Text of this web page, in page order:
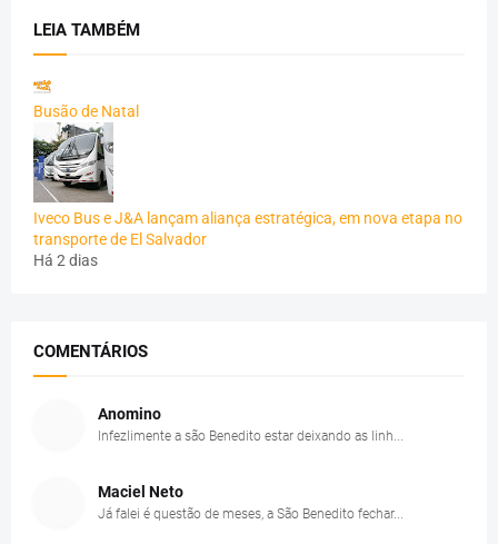
LEIA TAMBÉM
Busão de Natal
Iveco Bus e J&A lançam aliança estratégica, em nova etapa no
transporte de El Salvador
Há 2 dias
COMENTÁRIOS
Anomino
Infezlimente a são Benedito estar deixando as linh...
Maciel Neto
Já falei é questão de meses, a São Benedito fechar...